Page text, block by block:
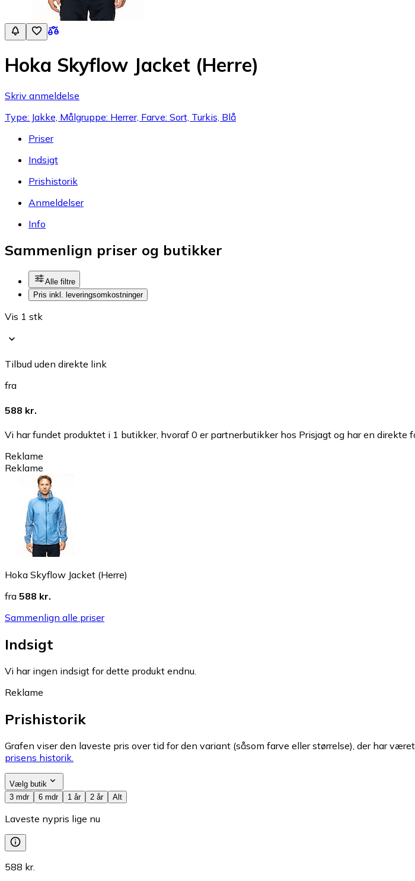
Hoka Skyflow Jacket (Herre)
Skriv anmeldelse
Type: Jakke, Målgruppe: Herrer, Farve: Sort, Turkis, Blå
Priser
Indsigt
Prishistorik
Anmeldelser
Info
Sammenlign priser og butikker
Alle filtre
Pris inkl. leveringsomkostninger
Vis 1 stk
Tilbud uden direkte link
fra
588 kr.
Vi har fundet produktet i 1 butikker, hvoraf 0 er partnerbutikker hos Prisjagt og har en direkte
Reklame
Reklame
Hoka Skyflow Jacket (Herre)
fra 588 kr.
Sammenlign alle priser
Indsigt
Vi har ingen indsigt for dette produkt endnu.
Reklame
Prishistorik
Grafen viser den laveste pris over tid for den variant (såsom farve eller størrelse), der har
prisens historik.
Vælg butik
3 mdr
6 mdr 1 år 2 år Alt
Laveste nypris lige nu
588 kr.